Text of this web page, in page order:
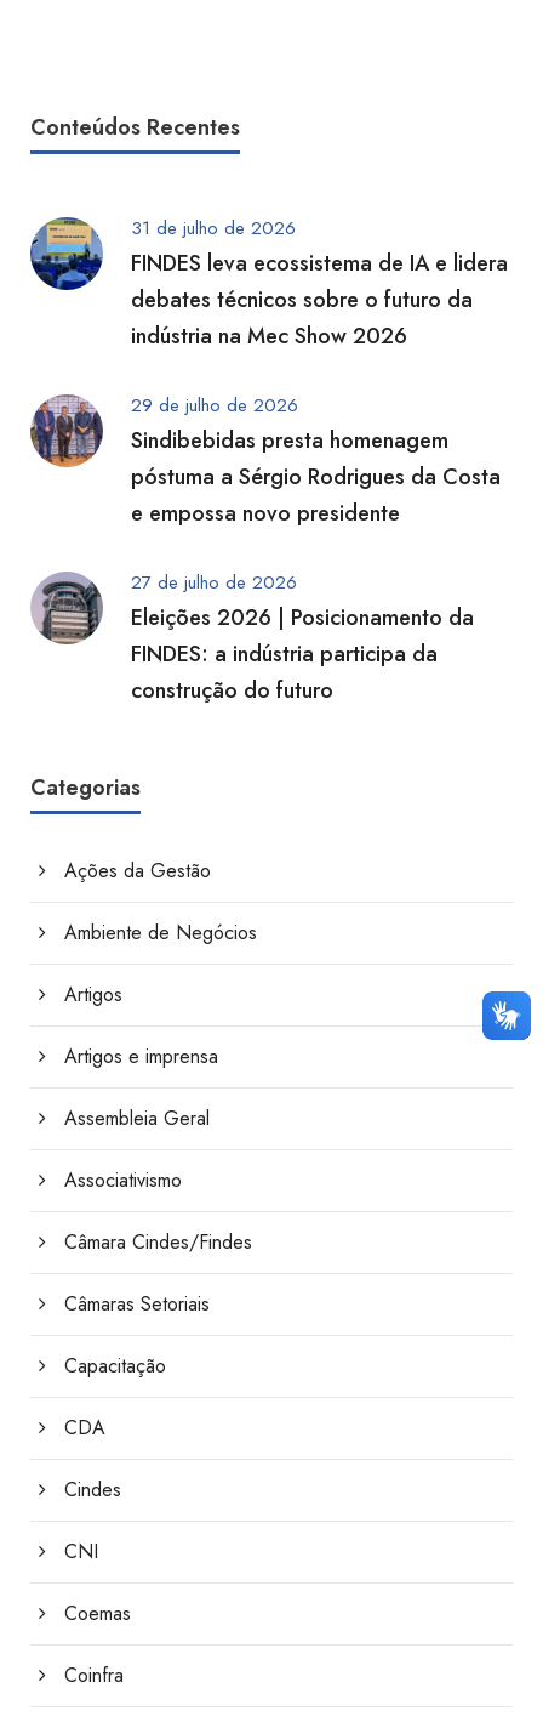
Conteúdos Recentes
31 de julho de 2026
FINDES leva ecossistema de IA e lidera
debates técnicos sobre o futuro da
indústria na Mec Show 2026
29 de julho de 2026
Sindibebidas presta homenagem
póstuma a Sérgio Rodrigues da Costa
e empossa novo presidente
27 de julho de 2026
Eleições 2026 | Posicionamento da
FINDES: a indústria participa da
construção do futuro
Categorias
Ações da Gestão
Ambiente de Negócios
Artigos
Artigos e imprensa
Assembleia Geral
Associativismo
Câmara Cindes/Findes
Câmaras Setoriais
Capacitação
CDA
Cindes
CNI
Coemas
Coinfra